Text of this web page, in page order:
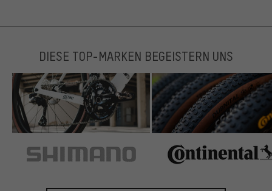
DIESE TOP-MARKEN BEGEISTERN UNS